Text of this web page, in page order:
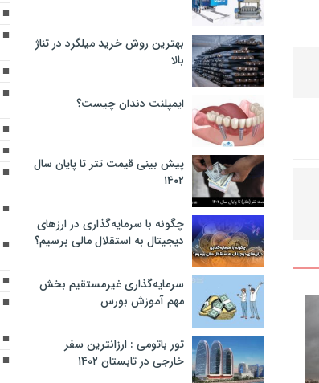
بهترین روش خرید میلگرد در تناژ
بالا
ایمپلنت دندان چیست؟
پیش بینی قیمت تتر تا پایان سال
۱۴۰۲
چگونه با سرمایه‌گذاری در ارزهای
دیجیتال به استقلال مالی برسیم؟
سرمایه‌گذاری غیرمستقیم بخش
مهم آموزش بورس
تور باتومی : ارزانترین سفر
خارجی در تابستان ۱۴۰۲